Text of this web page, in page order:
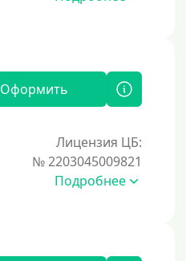
Оформить
Лицензия ЦБ:
№ 2203045009821
Подробнее